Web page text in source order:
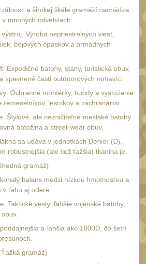
lm
1
12
1
5
Li-Ion
a širokej škále gramáží nachádza
mnohých odvetviach:
Výroba nepriestrelných viest,
bojových opaskov a armádnych
Expedičné batohy, stany, turistická obuv,
spevnené časti outdoorových nohavíc.
Ochranné montérky, bundy a vystuženie
remeselníkov, lesníkov a záchranárov.
Štýlové, ale nezničiteľné mestské batohy
batožina a street-wear obuv.
sa udáva v jednotkách Denier (D).
robustnejšia (ale tiež ťažšia) tkanina je.
gramáž)
balans medzi nízkou hmotnosťou a
ťahu aj odere.
Taktické vesty, ľahšie vojenské batohy,
a ľahšia ako 1000D, čo šetrí
gramáž)